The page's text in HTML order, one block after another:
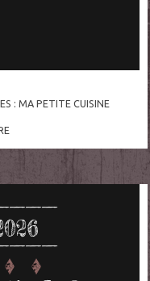
: MA PETITE CUISINE